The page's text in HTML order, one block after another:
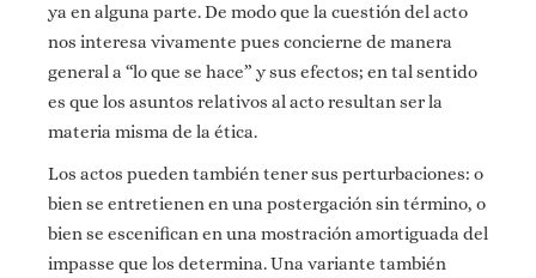
ya en alguna parte. De modo que la cuestión del acto
nos interesa vivamente pues concierne de manera
general a “lo que se hace” y sus efectos; en tal sentido
es que los asuntos relativos al acto resultan ser la
materia misma de la ética.
Los actos pueden también tener sus perturbaciones: o
bien se entretienen en una postergación sin término, o
bien se escenifican en una mostración amortiguada del
impasse que los determina. Una variante también